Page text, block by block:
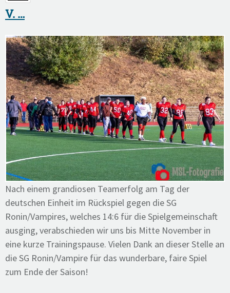
V. …
Nach einem grandiosen Teamerfolg am Tag der
deutschen Einheit im Rückspiel gegen die SG
Ronin/Vampires, welches 14:6 für die Spielgemeinschaft
ausging, verabschieden wir uns bis Mitte November in
eine kurze Trainingspause. Vielen Dank an dieser Stelle an
die SG Ronin/Vampire für das wunderbare, faire Spiel
zum Ende der Saison!